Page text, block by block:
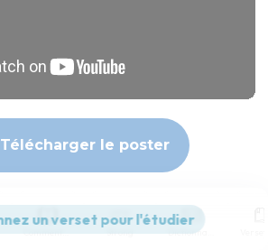
Télécharger le poster
© Le Projet Biblique
Commentaires Strong